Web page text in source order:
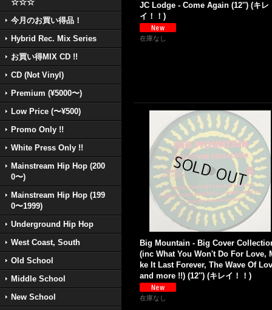
☆☆☆
今月のお買い得品！
Hybrid Rec. Mix Series
お買い得MIX CD !!
CD (Not Vinyl)
Premium (¥5000〜)
Low Price (〜¥500)
Promo Only !!
White Press Only !!
Mainstream Hip Hop (200
0〜)
Mainstream Hip Hop (199
0〜1999)
Underground Hip Hop
West Coast, South
Old School
Middle School
New School
JC Lodge - Come Again (12'') (キレ
イ！！)
在庫なし
Big Mountain - Big Cover
(inc What You Won't Do For Love,
ke It Last Forever, The Wave Of
and more !!) (12'') (キレイ！！)
在庫なし